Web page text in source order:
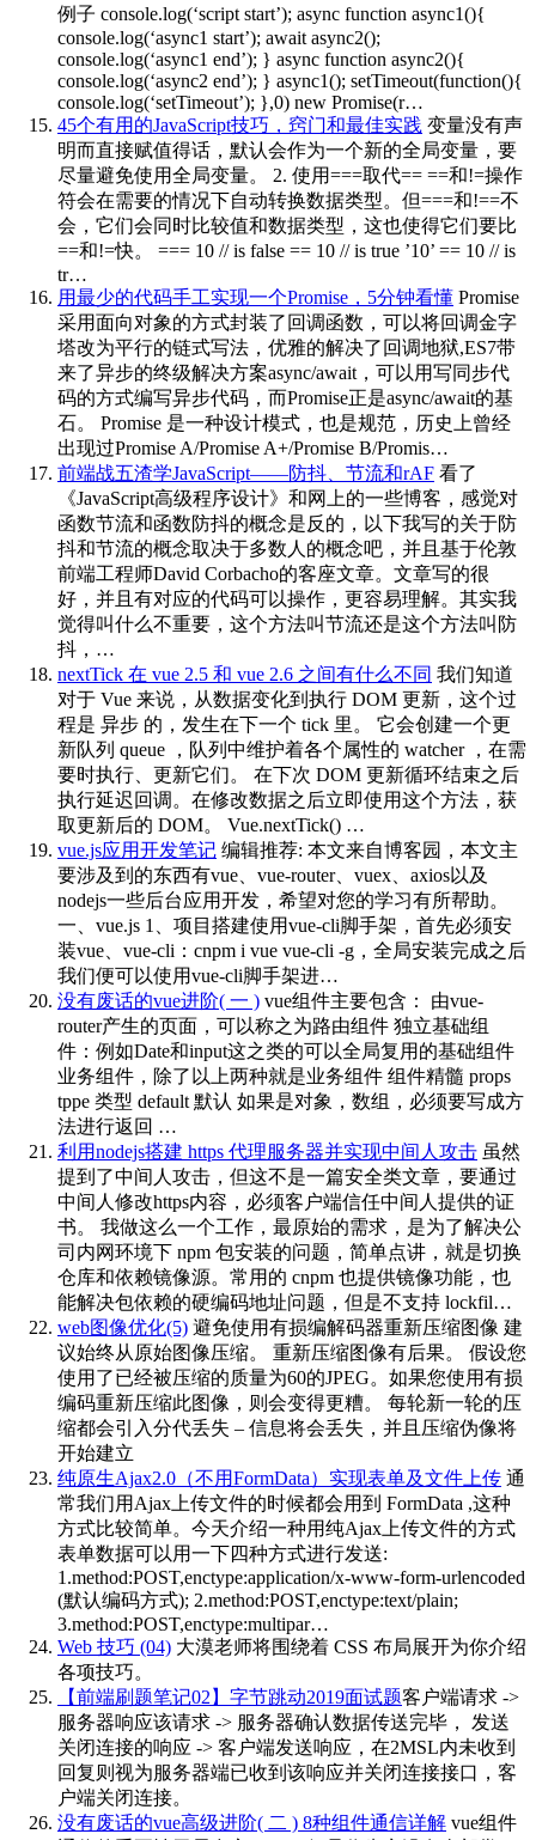
例子 console.log(‘script start’); async function async1(){
console.log(‘async1 start’); await async2();
console.log(‘async1 end’); } async function async2(){
console.log(‘async2 end’); } async1(); setTimeout(function(){
console.log(‘setTimeout’); },0) new Promise(r…
45个有用的JavaScript技巧，窍门和最佳实践 变量没有声
明而直接赋值得话，默认会作为一个新的全局变量，要
尽量避免使用全局变量。 2. 使用===取代== ==和!=操作
符会在需要的情况下自动转换数据类型。但===和!==不
会，它们会同时比较值和数据类型，这也使得它们要比
==和!=快。 === 10 // is false == 10 // is true ’10’ == 10 // is
tr…
用最少的代码手工实现一个Promise，5分钟看懂 Promise
采用面向对象的方式封装了回调函数，可以将回调金字
塔改为平行的链式写法，优雅的解决了回调地狱,ES7带
来了异步的终级解决方案async/await，可以用写同步代
码的方式编写异步代码，而Promise正是async/await的基
石。 Promise 是一种设计模式，也是规范，历史上曾经
出现过Promise A/Promise A+/Promise B/Promis…
前端战五渣学JavaScript——防抖、节流和rAF 看了
《JavaScript高级程序设计》和网上的一些博客，感觉对
函数节流和函数防抖的概念是反的，以下我写的关于防
抖和节流的概念取决于多数人的概念吧，并且基于伦敦
前端工程师David Corbacho的客座文章。文章写的很
好，并且有对应的代码可以操作，更容易理解。其实我
觉得叫什么不重要，这个方法叫节流还是这个方法叫防
抖，…
nextTick 在 vue 2.5 和 vue 2.6 之间有什么不同 我们知道
对于 Vue 来说，从数据变化到执行 DOM 更新，这个过
程是 异步 的，发生在下一个 tick 里。 它会创建一个更
新队列 queue ，队列中维护着各个属性的 watcher ，在需
要时执行、更新它们。 在下次 DOM 更新循环结束之后
执行延迟回调。在修改数据之后立即使用这个方法，获
取更新后的 DOM。 Vue.nextTick() …
vue.js应用开发笔记 编辑推荐: 本文来自博客园，本文主
要涉及到的东西有vue、vue-router、vuex、axios以及
nodejs一些后台应用开发，希望对您的学习有所帮助。
一、vue.js 1、项目搭建使用vue-cli脚手架，首先必须安
装vue、vue-cli：cnpm i vue vue-cli -g，全局安装完成之后
我们便可以使用vue-cli脚手架进…
没有废话的vue进阶( 一 ) vue组件主要包含： 由vue-
router产生的页面，可以称之为路由组件 独立基础组
件：例如Date和input这之类的可以全局复用的基础组件
业务组件，除了以上两种就是业务组件 组件精髓 props
tppe 类型 default 默认 如果是对象，数组，必须要写成方
法进行返回 …
利用nodejs搭建 https 代理服务器并实现中间人攻击 虽然
提到了中间人攻击，但这不是一篇安全类文章，要通过
中间人修改https内容，必须客户端信任中间人提供的证
书。 我做这么一个工作，最原始的需求，是为了解决公
司内网环境下 npm 包安装的问题，简单点讲，就是切换
仓库和依赖镜像源。常用的 cnpm 也提供镜像功能，也
能解决包依赖的硬编码地址问题，但是不支持 lockfil…
web图像优化(5) 避免使用有损编解码器重新压缩图像 建
议始终从原始图像压缩。 重新压缩图像有后果。 假设您
使用了已经被压缩的质量为60的JPEG。如果您使用有损
编码重新压缩此图像，则会变得更糟。 每轮新一轮的压
缩都会引入分代丢失 – 信息将会丢失，并且压缩伪像将
开始建立
纯原生Ajax2.0（不用FormData）实现表单及文件上传 通
常我们用Ajax上传文件的时候都会用到 FormData ,这种
方式比较简单。今天介绍一种用纯Ajax上传文件的方式
表单数据可以用一下四种方式进行发送:
1.method:POST,enctype:application/x-www-form-urlencoded
(默认编码方式); 2.method:POST,enctype:text/plain;
3.method:POST,enctype:multipar…
Web 技巧 (04) 大漠老师将围绕着 CSS 布局展开为你介绍
各项技巧。
【前端刷题笔记02】字节跳动2019面试题客户端请求 ->
服务器响应该请求 -> 服务器确认数据传送完毕， 发送
关闭连接的响应 -> 客户端发送响应，在2MSL内未收到
回复则视为服务器端已收到该响应并关闭连接接口，客
户端关闭连接。
没有废话的vue高级进阶( 二 ) 8种组件通信详解 vue组件